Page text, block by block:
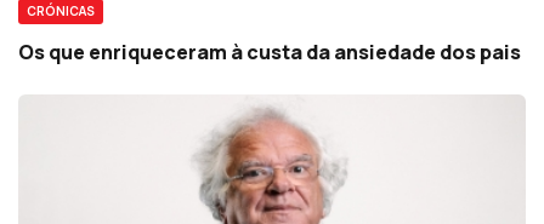
CRÓNICAS
Os que enriqueceram à custa da ansiedade dos pais